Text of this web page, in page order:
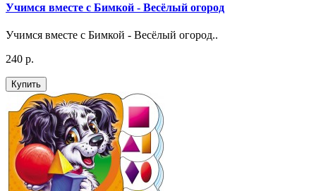
Учимся вместе с Бимкой - Весёлый огород
Учимся вместе с Бимкой - Весёлый огород..
240 р.
Купить